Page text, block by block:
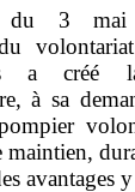
3 mai
a
à sa
maintien,
avantages